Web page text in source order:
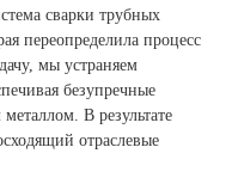
сварки трубных
переопределила процесс
мы устраняем
безупречные
В результате
отраслевые